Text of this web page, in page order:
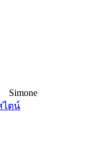
Simone
ไตน์